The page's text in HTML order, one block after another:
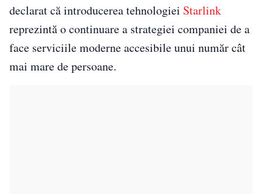
declarat că introducerea tehnologiei Starlink
reprezintă o continuare a strategiei companiei de a
face serviciile moderne accesibile unui număr cât
mai mare de persoane.